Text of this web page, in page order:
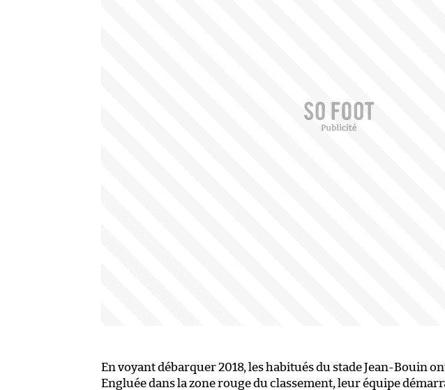
En voyant débarquer 2018, les habitués du stade Jean-Bouin
Engluée dans la zone rouge du classement, leur équipe